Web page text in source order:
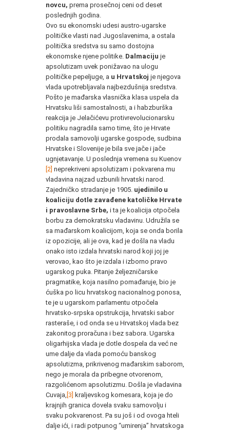
novcu, prema prosečnoj ceni od deset
poslednjih godina.
Ovo su ekonomski udesi austro-ugarske
političke vlasti nad Jugoslavenima, a ostala
politička sredstva su samo dostojna
ekonomske njene politike. Dalmaciju je
apsolutizam uvek ponižavao na ulogu
političke pepeljuge, a u Hrvatskoj je njegova
vlada upotrebljavala najbezdušnija sredstva.
Pošto je mađarska vlasnička klasa uspela da
Hrvatsku liši samostalnosti, a i habzburška
reakcija je Jelačićevu protivrevolucionarsku
politiku nagradila samo time, što je Hrvate
prodala samovolji ugarske gospode, sudbina
Hrvatske i Slovenije je bila sve jače i jače
ugnjetavanje. U poslednja vremena su Kuenov
[2] neprekriveni apsolutizam i pokvarena mu
vladavina najzad uzbunili hrvatski narod.
Zajedničko stradanje je 1905. ujedinilo u
koaliciju dotle zavađene katoličke Hrvate
i pravoslavne Srbe, i ta je koalicija otpočela
borbu za demokratsku vladavinu. Udružila se
sa mađarskom koalicijom, koja se onda borila
iz opozicije, ali je ova, kad je došla na vladu
onako isto izdala hrvatski narod koji joj je
verovao, kao što je izdala i izborno pravo
ugarskog puka. Pitanje željezničarske
pragmatike, koja nasilno pomađaruje, bio je
ćuška po licu hrvatskog nacionalnog ponosa,
te je u ugarskom parlamentu otpočela
hrvatsko-srpska opstrukcija, hrvatski sabor
rasteraše, i od onda se u Hrvatskoj vlada bez
zakonitog proračuna i bez sabora. Ugarska
oligarhijska vlada je dotle dospela da već ne
ume dalje da vlada pomoću banskog
apsolutizma, prikrivenog mađarskim saborom,
nego je morala da pribegne otvorenom,
razgolićenom apsolutizmu. Došla je vladavina
Cuvaja, [3] kraljevskog komesara, koja je do
krajnjih granica dovela svaku samovolju i
svaku pokvarenost. Pa su još i od ovoga hteli
dalje ići, i radi potpunog “umirenja” hrvatskoga